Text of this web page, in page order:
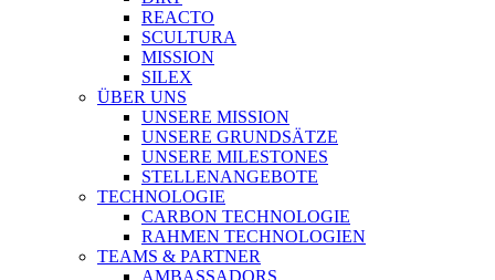
REACTO
SCULTURA
MISSION
SILEX
ÜBER UNS
UNSERE MISSION
UNSERE GRUNDSÄTZE
UNSERE MILESTONES
STELLENANGEBOTE
TECHNOLOGIE
CARBON TECHNOLOGIE
RAHMEN TECHNOLOGIEN
TEAMS & PARTNER
AMBASSADORS